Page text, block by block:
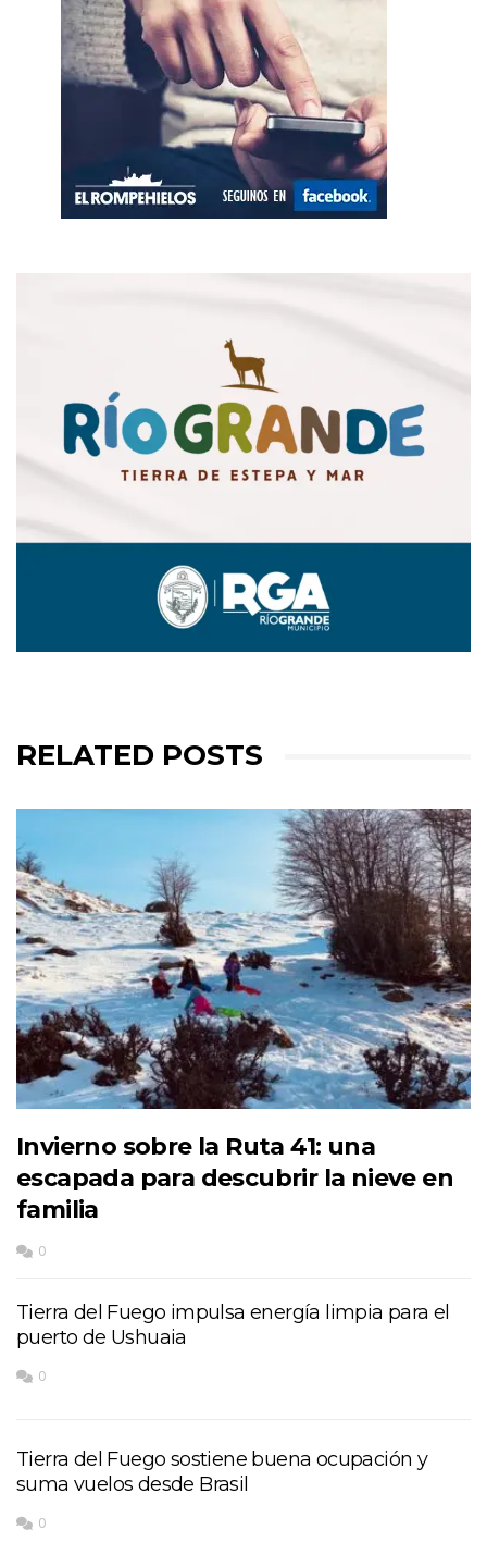
RELATED POSTS
Invierno sobre la Ruta 41: una
escapada para descubrir la nieve en
familia
0
Tierra del Fuego impulsa energía limpia para el
puerto de Ushuaia
0
Tierra del Fuego sostiene buena ocupación y
suma vuelos desde Brasil
0